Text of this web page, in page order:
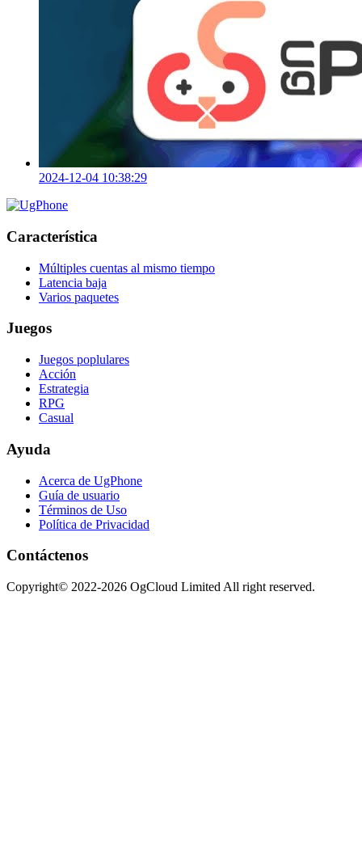
2024-12-04 10:38:29
Característica
Múltiples cuentas al mismo tiempo
Latencia baja
Varios paquetes
Juegos
Juegos poplulares
Acción
Estrategia
RPG
Casual
Ayuda
Acerca de UgPhone
Guía de usuario
Términos de Uso
Política de Privacidad
Contáctenos
Copyright© 2022-2026 OgCloud Limited All right reserved.